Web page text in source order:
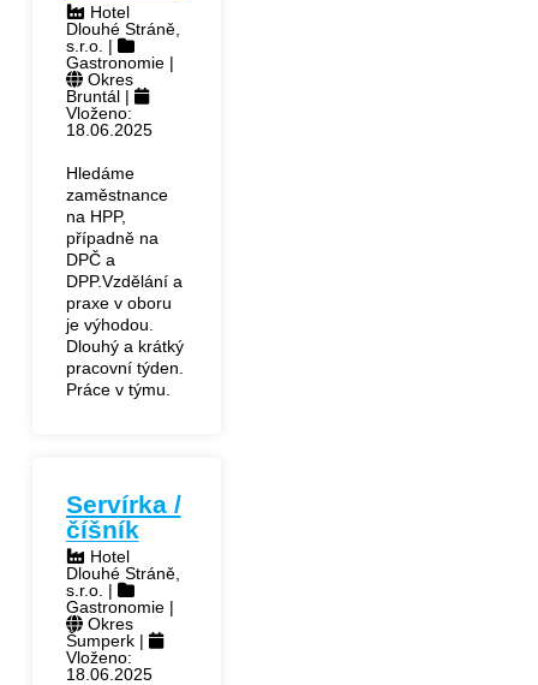
Hotel
Dlouhé Stráně,
s.r.o. |
Gastronomie |
Okres
Bruntál |
Vloženo:
18.06.2025
Hledáme
zaměstnance
na HPP,
případně na
DPČ a
DPP.Vzdělání a
praxe v oboru
je výhodou.
Dlouhý a krátký
pracovní týden.
Práce v týmu.
Servírka /
číšník
Hotel
Dlouhé Stráně,
s.r.o. |
Gastronomie |
Okres
Šumperk |
Vloženo:
18.06.2025